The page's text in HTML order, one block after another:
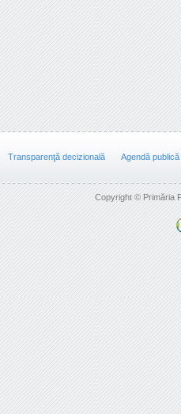
Transparenţă decizională Agendă publică
Copyright © Primăria